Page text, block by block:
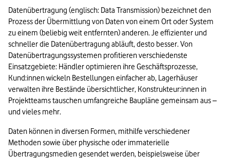
Datenübertragung (englisch: Data Transmission) bezeichnet den
Prozess der Übermittlung von Daten von einem Ort oder System
zu einem (beliebig weit entfernten) anderen. Je effizienter und
schneller die Datenübertragung abläuft, desto besser. Von
Datenübertragungssystemen profitieren verschiedenste
Einsatzgebiete: Händler optimieren ihre Geschäftsprozesse,
Kund:innen wickeln Bestellungen einfacher ab, Lagerhäuser
verwalten ihre Bestände übersichtlicher, Konstrukteur:innen in
Projektteams tauschen umfangreiche Baupläne gemeinsam aus –
und vieles mehr.
Daten können in diversen Formen, mithilfe verschiedener
Methoden sowie über physische oder immaterielle
Übertragungsmedien gesendet werden, beispielsweise über